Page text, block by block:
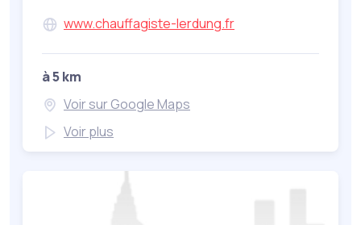
www.chauffagiste-lerdung.fr
à 5 km
Voir sur Google Maps
Voir plus